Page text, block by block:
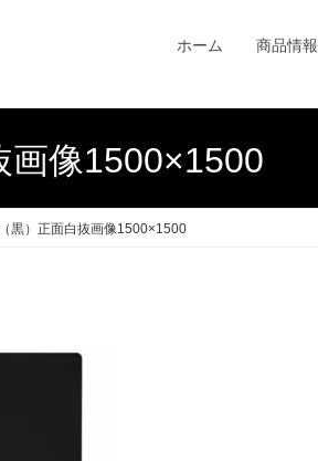
ホーム 商品情報
画像1500×1500
黒）正面白抜画像1500×1500